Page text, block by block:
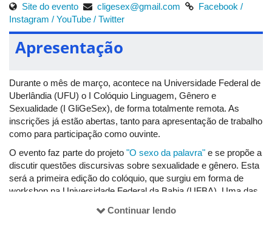
Site do evento cligesex@gmail.com
Facebook /
Instagram / YouTube / Twitter
Apresentação
Durante o mês de março, acontece na Universidade Federal de
Uberlândia (UFU) o I Colóquio Linguagem, Gênero e
Sexualidade (I GliGeSex), de forma totalmente remota. As
inscrições já estão abertas, tanto para apresentação de trabalho
como para participação como ouvinte.
O evento faz parte do projeto "O sexo da palavra" e se propõe a
discutir questões discursivas sobre sexualidade e gênero. Esta
será a primeira edição do colóquio, que surgiu em forma de
workshop na Universidade Federal da Bahia (UFBA). Uma das
científicos sobre sexualidade e linguagem.
Continuar lendo